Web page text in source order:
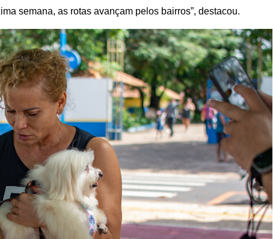
semana, as rotas avançam pelos bairros”, destacou.